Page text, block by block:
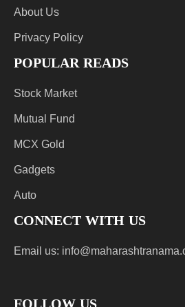
About Us
Privacy Policy
POPULAR READS
Stock Market
Mutual Fund
MCX Gold
Gadgets
Auto
CONNECT WITH US
Email us: